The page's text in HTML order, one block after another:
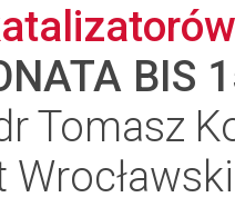
BIS
Tomasz